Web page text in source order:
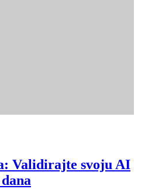
Validirajte svoju AI